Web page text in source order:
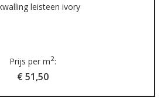
leisteen ivory
Prijs per m2:
€ 51,50